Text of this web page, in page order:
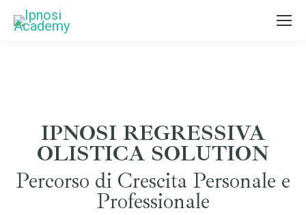
IPNOSI REGRESSIVA
OLISTICA SOLUTION
Percorso di Crescita Personale e
Professionale